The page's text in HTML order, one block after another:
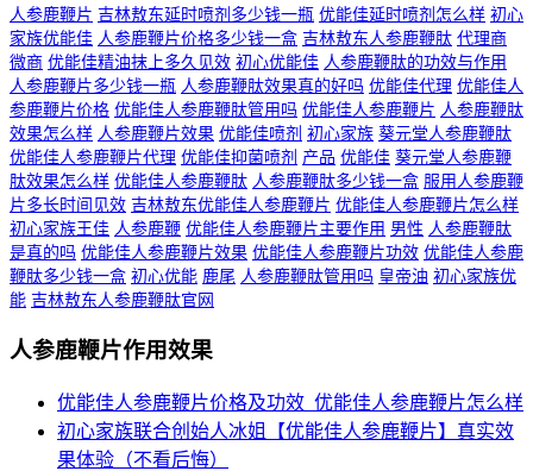
人参鹿鞭片 吉林敖东延时喷剂多少钱一瓶 优能佳延时喷剂怎么样 初心
家族优能佳 人参鹿鞭片价格多少钱一盒 吉林敖东人参鹿鞭肽 代理商
微商 优能佳精油抹上多久见效 初心优能佳 人参鹿鞭肽的功效与作用
人参鹿鞭片多少钱一瓶 人参鹿鞭肽效果真的好吗 优能佳代理 优能佳人
参鹿鞭片价格 优能佳人参鹿鞭肽管用吗 优能佳人参鹿鞭片 人参鹿鞭肽
效果怎么样 人参鹿鞭片效果 优能佳喷剂 初心家族 葵元堂人参鹿鞭肽
优能佳人参鹿鞭片代理 优能佳抑菌喷剂 产品 优能佳 葵元堂人参鹿鞭
肽效果怎么样 优能佳人参鹿鞭肽 人参鹿鞭肽多少钱一盒 服用人参鹿鞭
片多长时间见效 吉林敖东优能佳人参鹿鞭片 优能佳人参鹿鞭片怎么样
初心家族王佳 人参鹿鞭 优能佳人参鹿鞭片主要作用 男性 人参鹿鞭肽
是真的吗 优能佳人参鹿鞭片效果 优能佳人参鹿鞭片功效 优能佳人参鹿
鞭肽多少钱一盒 初心优能 鹿尾 人参鹿鞭肽管用吗 皇帝油 初心家族优
能 吉林敖东人参鹿鞭肽官网
人参鹿鞭片作用效果
优能佳人参鹿鞭片价格及功效_优能佳人参鹿鞭片怎么样
初心家族联合创始人冰姐【优能佳人参鹿鞭片】真实效
果体验（不看后悔）